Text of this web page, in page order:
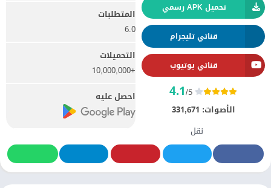
تحميل APK رسمي
قناتي تليجرام
قناتي يوتيوب
4.1/5
الأصوات: 331,671
نقل
المتطلبات
6.0
التحميلات
+10,000,000
احصل عليه